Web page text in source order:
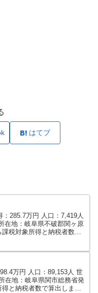
はてブ
285.7万円 人口：7,419人
在地：岐阜県不破郡関ヶ原
税対象所得と納税者数で
万円 人口：89,153人 世
在地：岐阜県関市総務省発
と納税者数で算出しまし